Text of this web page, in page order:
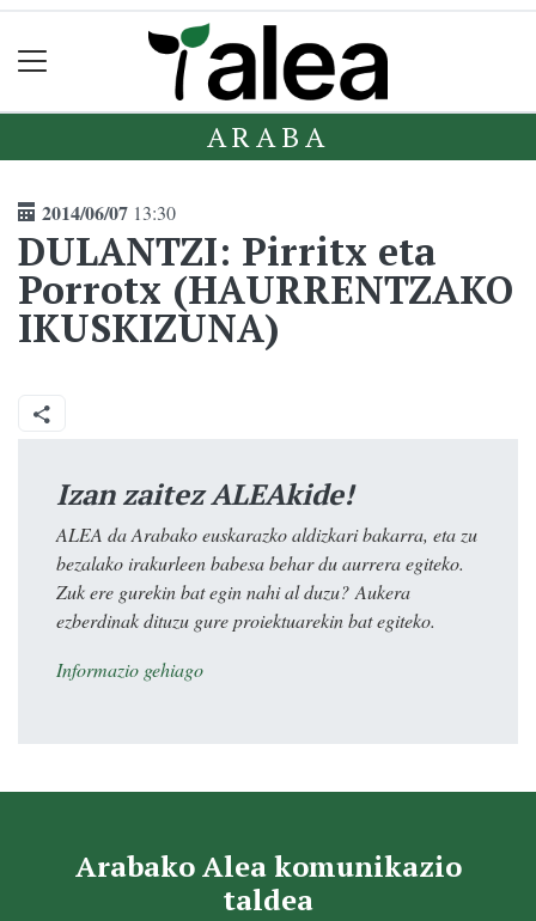
ARABA
2014/06/07 13:30
DULANTZI: Pirritx eta
Porrotx (HAURRENTZAKO
IKUSKIZUNA)
Izan zaitez ALEAkide!
ALEA da Arabako euskarazko aldizkari bakarra, eta zu
bezalako irakurleen babesa behar du aurrera egiteko.
Zuk ere gurekin bat egin nahi al duzu? Aukera
ezberdinak dituzu gure proiektuarekin bat egiteko.
Informazio gehiago
Arabako Alea komunikazio
taldea